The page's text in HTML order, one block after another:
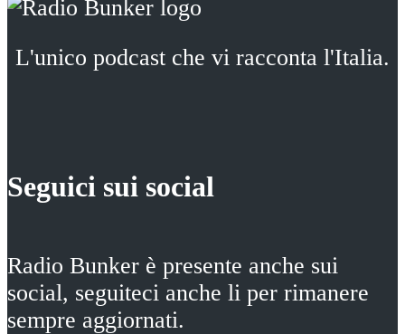
L'unico podcast che vi racconta l'Italia.
Seguici sui social
Radio Bunker è presente anche sui
social, seguiteci anche li per rimanere
sempre aggiornati.